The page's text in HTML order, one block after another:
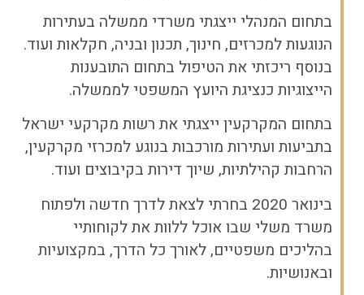
בתחום המנהלי ייצגתי משרדי ממשלה בעתירות
הנוגעות למכרזים, חינוך, תכנון ובניה, חקלאות ועוד.
בנוסף ריכזתי את הטיפול בתחום התובענות
הייצוגיות כנציגת היועץ המשפטי לממשלה.
בתחום המקרקעין ייצגתי את רשות מקרקעי ישראל
בתביעות ועתירות מורכבות בנוגע למכרזי מקרקעין,
הרחבות קהילתיות, שיוך דירות בקיבוצים ועוד.
בינואר 2020 בחרתי לצאת לדרך חדשה ולפתוח
משרד משלי שבו אוכל ללוות את לקוחותיי
בהליכים משפטיים, לאורך כל הדרך, במקצועיות
ובאנושיות.